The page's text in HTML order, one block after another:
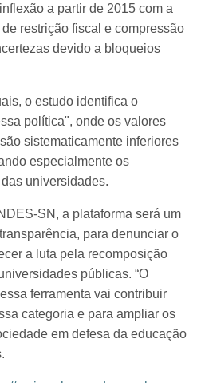
a partir de 2015 com a
restrição fiscal e compressão
devido a bloqueios
o estudo identifica o
política", onde os valores
sistematicamente inferiores
especialmente os
universidades.
SN, a plataforma será um
para denunciar o
a luta pela recomposição
públicas. “O
ferramenta vai contribuir
categoria e para ampliar os
em defesa da educação